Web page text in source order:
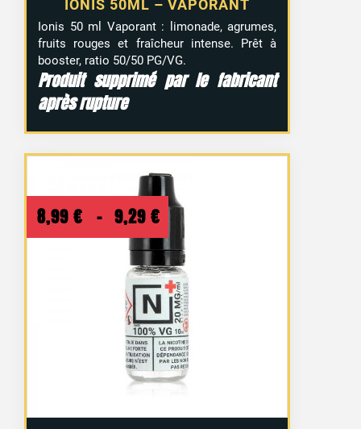
IONIS 50ML – VAPORANT
Ionis 50 ml Vaporant : limonade, agrumes,
fruits rouges et fraîcheur intense. Prêt à
booster, ratio 50/50 PG/VG.
Produit supprimé par le fabricant
après rupture
8,99 € – 9,29 € Plage
de
prix :
8,99 €
à
9,29 €